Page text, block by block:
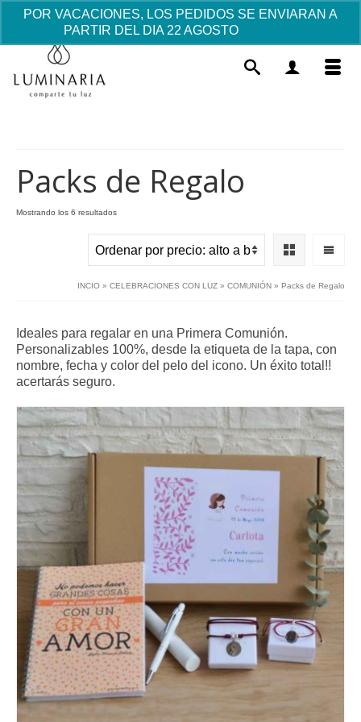
POR VACACIONES, LOS PEDIDOS SE ENVIARAN A
PARTIR DEL DIA 22 AGOSTO
Packs de Regalo
Mostrando los 6 resultadosOrdenado
INCIO » CELEBRACIONES CON LUZ » COMUNIÓN » Packs de Regalo
Ideales para regalar en una Primera Comunión.
Personalizables 100%, desde la etiqueta de la tapa, con
nombre, fecha y color del pelo del icono. Un éxito total!!
acertarás seguro.
Vela de Bautizo Angelito - "rosa"
+ AÑADIR